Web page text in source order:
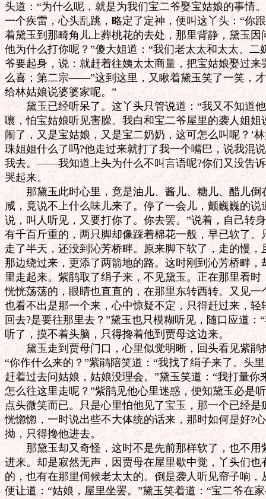
头道：“为什么呢，就是为我们宝二爷娶宝姑娘的事情
一个疾雷，心头乱跳，略定了定神，便叫这丫头：“你
着黛玉到那畸角儿上葬桃花的去处，那里背静，黛玉因
他为什么打你呢？”傻大姐道：“我们老太太和太太、二
爷要起身，说：就赶着往姨太太商量，把宝姑娘娶过
么喜；第二宗——”这到这里，又瞅着黛玉笑了一笑，
给林姑娘说婆婆家呢。”
黛玉已经听呆了。这丫头只管说道：“我又不知道他
嚷，怕宝姑娘听见害臊。我白和宝二爷屋里的袭人姐姐
闹了，又是宝姑娘，又是宝二奶奶，这可怎么叫呢？’
珠姐姐什么了吗?他走过来就打了我一个嘴巴，说我混
我去。——我知道上头为什么不叫言语呢?你们又没告
哭起来。
那黛玉此时心里，竟是油儿、酱儿、糖儿、醋儿倒
咸，竟说不上什么味儿来了。停了一会儿，颤巍巍的说
说，叫人听见，又要打你了。你去罢。”说着，自己转
有千百斤重的，两只脚却像踩着棉花一般，早已软了
走了半天，还没到沁芳桥畔。原来脚下软了，走的慢
那边绕过来，更添了两箭地的路。这时刚到沁芳桥畔
里走起来。紫鹃取了绢子来，不见黛玉。正在那里看
恍恍荡荡的，眼睛也直直的，在那里东转西转。又见
也看不出是那一个来，心中惊疑不定，只得赶过来，轻
回去?是要往那里去？”黛玉也只模糊听见，随口应道：
听了，摸不着头脑，只得搀着他到贾母这边来。
黛玉走到贾母门口，心里似觉明晰，回头看见紫鹃
“你作什么来的？”紫鹃陪笑道：“我找了绢子来了。头
赶着过去问姑娘，姑娘没理会。”黛玉笑道：“我打量你
怎么往这里走呢？”紫鹃见他心里迷惑，便知黛玉必是
点头微笑而已。只是心里怕他见了宝玉，那一个已经
恍惚惚，一时说出些不大体统的话来，那时如何是好?
拗，只得搀他进去。
那黛玉却又奇怪，这时不是先前那样软了，也不用
进来。却是寂然无声，因贾母在屋里歇中觉，丫头们
的，也有在那里伺候老太太的。倒是袭人听见帘子响
便让道：“姑娘，屋里坐罢。”黛玉笑着道：“宝二爷在